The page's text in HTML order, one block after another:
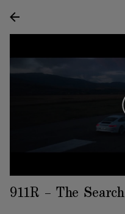
911R – The Search